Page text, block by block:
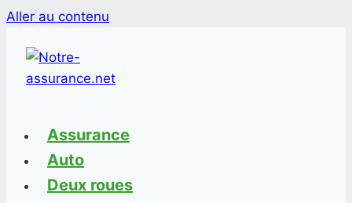
Aller au contenu
Assurance
Auto
Deux roues